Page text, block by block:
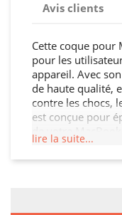
Avis clients
Cette coque pour
pour les
appareil. Avec
de haute qualité,
contre les chocs,
est conçue pour
protection sans
esthétique. De
lire la suite...